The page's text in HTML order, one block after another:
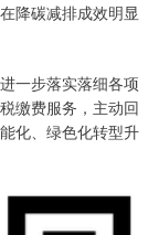
降碳减排成效明显
一步落实落细各项
缴费服务，主动回
化、绿色化转型升